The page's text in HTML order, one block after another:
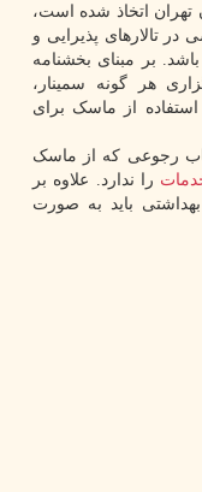
تهران اتخاذ شده است،
تالارهای پذیرایی و
بر مبنای بخشنامه
هر گونه سمینار،
از ماسک برای
رجوعی که از ماسک
را ندارد. علاوه بر
باید به صورت